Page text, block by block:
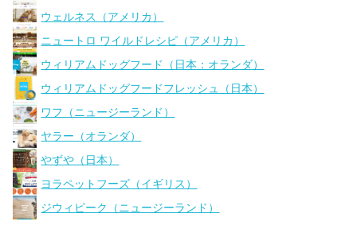
ウェルネス（アメリカ）
ニュートロ ワイルドレシピ（アメリカ）
ウィリアムドッグフード（日本：オランダ）
ウィリアムドッグフードフレッシュ（日本）
ワフ（ニュージーランド）
ヤラー（オランダ）
やずや（日本）
ヨラペットフーズ（イギリス）
ジウィピーク（ニュージーランド）